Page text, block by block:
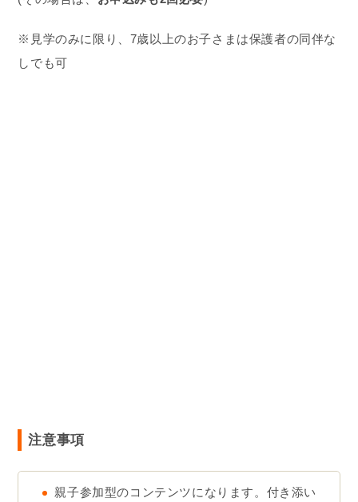
※空き状況は申し込みページよりご確認ください。